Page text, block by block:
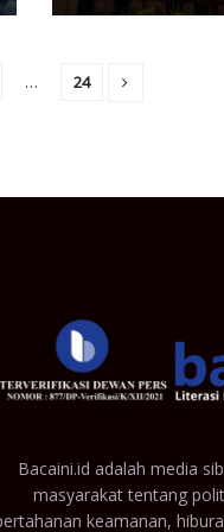
… 24
Bacaini.id adalah media
masyarakat tentang
keamanan,